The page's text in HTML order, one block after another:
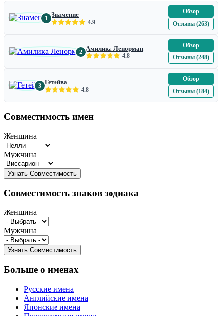
1 Знамение
4.9
Обзор
Отзывы (263)
2 Амилика Ленорман
4.8
Обзор
Отзывы (248)
3 Гетейва
4.8
Обзор
Отзывы (184)
Совместимость имен
Женщина
Мужчина
Совместимость знаков зодиака
Женщина
Мужчина
Больше о именах
Русские имена
Английские имена
Японские имена